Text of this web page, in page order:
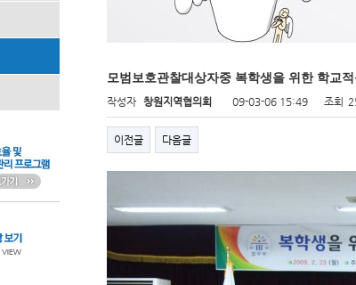
모범보호관찰대상자중 복학생을 위한 학교
작성자 창원지역협의회 09-03-06 15:49 조회
이전글 다음글